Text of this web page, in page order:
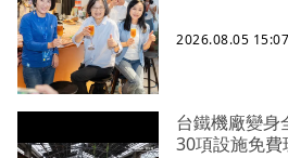
2026.08.05 15:07
台鐵機廠變
30項設施免費